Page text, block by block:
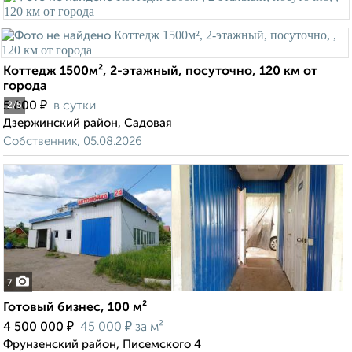
2/5
Коттедж 1500м², 2-этажный, посуточно, 120 км от
города
5 000 ₽ в сутки
Дзержинский район, Садовая
Собственник, 05.08.2026
7
Готовый бизнес, 100 м²
4 500 000 ₽ 45 000 ₽ за м²
Фрунзенский район, Писемского 4